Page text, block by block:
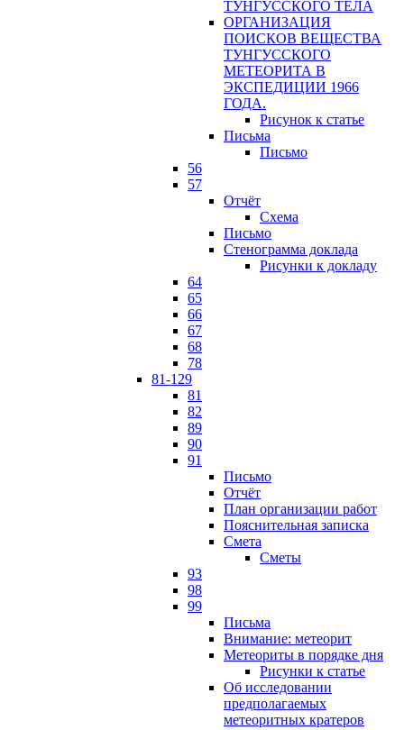
ТУНГУССКОГО ТЕЛА
ОРГАНИЗАЦИЯ
ПОИСКОВ ВЕЩЕСТВА
ТУНГУССКОГО
МЕТЕОРИТА В
ЭКСПЕДИЦИИ 1966
ГОДА.
Рисунок к статье
Письма
Письмо
56
57
Отчёт
Схема
Письмо
Стенограмма доклада
Рисунки к докладу
64
65
66
67
68
78
81-129
81
82
89
90
91
Письмо
Отчёт
План организации работ
Пояснительная записка
Смета
Сметы
93
98
99
Письма
Внимание: метеорит
Метеориты в порядке дня
Рисунки к статье
Об исследовании
предполагаемых
метеоритных кратеров